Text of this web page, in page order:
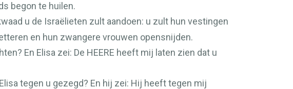
begon te huilen.
u de Israëlieten zult aandoen: u zult hun vestingen
en hun zwangere vrouwen opensnijden.
En Elisa zei: De HEERE heeft mij laten zien dat u
tegen u gezegd? En hij zei: Hij heeft tegen mij